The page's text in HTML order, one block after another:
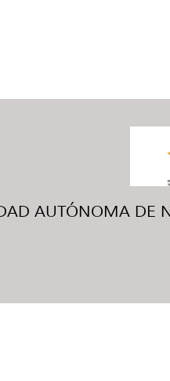
AUTÓNOMA DE